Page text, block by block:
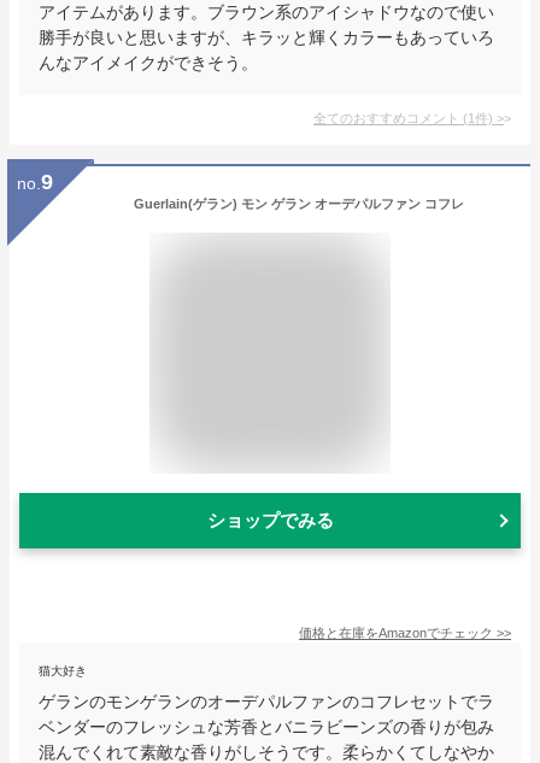
アイテムがあります。ブラウン系のアイシャドウなので使い
勝手が良いと思いますが、キラッと輝くカラーもあっていろ
んなアイメイクができそう。
全てのおすすめコメント (1件) >
no. 9
Guerlain(ゲラン) モン ゲラン オーデパルファン コフレ
ショップでみる
価格と在庫をAmazonでチェック >>
猫大好き
ゲランのモンゲランのオーデパルファンのコフレセットでラ
ベンダーのフレッシュな芳香とバニラビーンズの香りが包み
混んでくれて素敵な香りがしそうです。柔らかくてしなやか